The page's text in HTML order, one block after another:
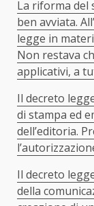
La riforma del
ben avviata.
legge in
Non restava
applicativi, a
Il decreto
di stampa ed
dell’editoria.
Il decreto
della